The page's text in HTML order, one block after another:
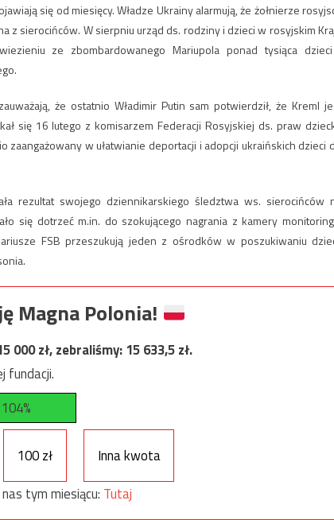
się od miesięcy. Władze Ukrainy alarmują, że żołnierze
z sierocińców. W sierpniu urząd ds. rodziny i dzieci w rosyjskim
ze zbombardowanego Mariupola ponad tysiąca
że ostatnio Władimir Putin sam potwierdził, że Kreml
się 16 lutego z komisarzem Federacji Rosyjskiej ds. praw
w ułatwianie deportacji i adopcji ukraińskich dzieci
rezultat swojego dziennikarskiego śledztwa ws. sierocińców
się dotrzeć m.in. do szokującego nagrania z kamery
FSB przeszukują jeden z ośrodków w poszukiwaniu
Magna Polonia!
000zł, zebraliśmy:15 633,5zł.
fundacji.
104%
100 zł
Inna kwota
tym miesiącu: Tutaj